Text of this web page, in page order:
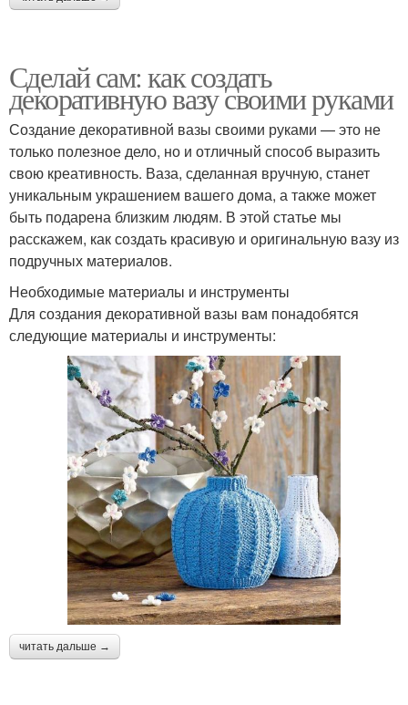
Сделай сам: как создать
декоративную вазу своими руками
Создание декоративной вазы своими руками — это не
только полезное дело, но и отличный способ выразить
свою креативность. Ваза, сделанная вручную, станет
уникальным украшением вашего дома, а также может
быть подарена близким людям. В этой статье мы
расскажем, как создать красивую и оригинальную вазу из
подручных материалов.
Необходимые материалы и инструменты
Для создания декоративной вазы вам понадобятся
следующие материалы и инструменты:
читать дальше →